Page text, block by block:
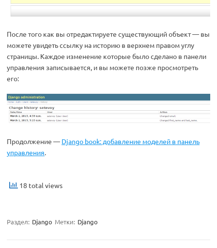
После того как вы отредактируете существующий объект — вы
можете увидеть ссылку на историю в верхнем правом углу
страницы. Каждое изменение которые было сделано в панели
управления записывается, и вы можете позже просмотреть
его:
Продолжение — Django book: добавление моделей в панель
управления.
18 total views
Раздел: Django Метки: Django